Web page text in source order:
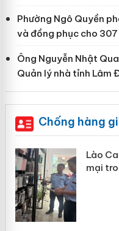
Phường Ngô Quyền
và đồng phục cho
Ông Nguyễn Nhật
Quản lý nhà tỉnh Lâm
Chống hàng
Lào
mại